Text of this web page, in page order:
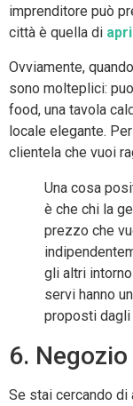
imprenditore può
città è quella di
Ovviamente,
sono molteplici:
food, una tavola
locale elegante.
clientela che vuoi
Una cosa
è che chi la
prezzo che
gli altri
servi hanno
proposti dagli
6.
Se stai cercando di